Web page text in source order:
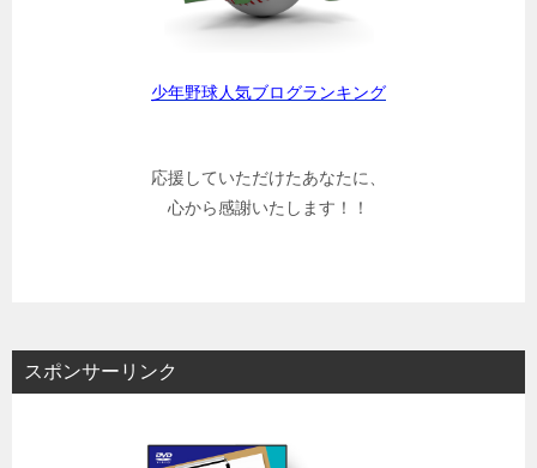
少年野球人気ブログランキング
応援していただけたあなたに、
心から感謝いたします！！
スポンサーリンク